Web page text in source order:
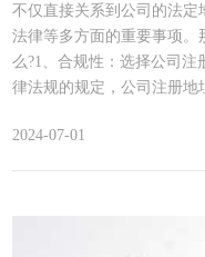
不仅直接关系到公司的法定
法律等多方面的重要事项
么?1、合规性：选择公司
律法规的规定，公司注册地
2024-07-01